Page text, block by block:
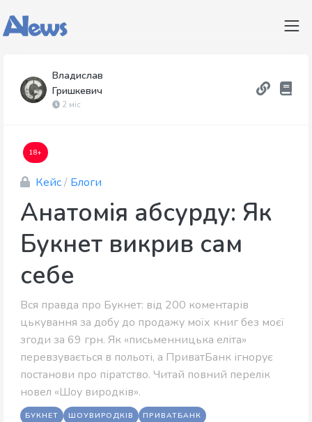
Владислав
Гришкевич
2 міс
18+
Кейс/ Блоги
Анатомія абсурду: Як
Букнет викрив сам
себе
Вся правда про Букнет: від 200 коментарів
цькування за добу до продажу моїх книг без моєї
згоди за 69 грн. Як «письменницька еліта»
перевзувається в польоті, а ПриватБанк ігнорує
постанови про піратство. Читай повний перелік
новел «Шоу виродків».
БУКНЕТ ШОУВИРОДКІВ
ПРИВАТБАНК